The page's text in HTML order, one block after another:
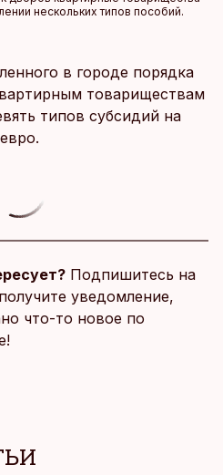
нескольких типов пособий.
в городе порядка
товариществам
типов субсидий на
Подпишитесь на
уведомление,
что-то новое по